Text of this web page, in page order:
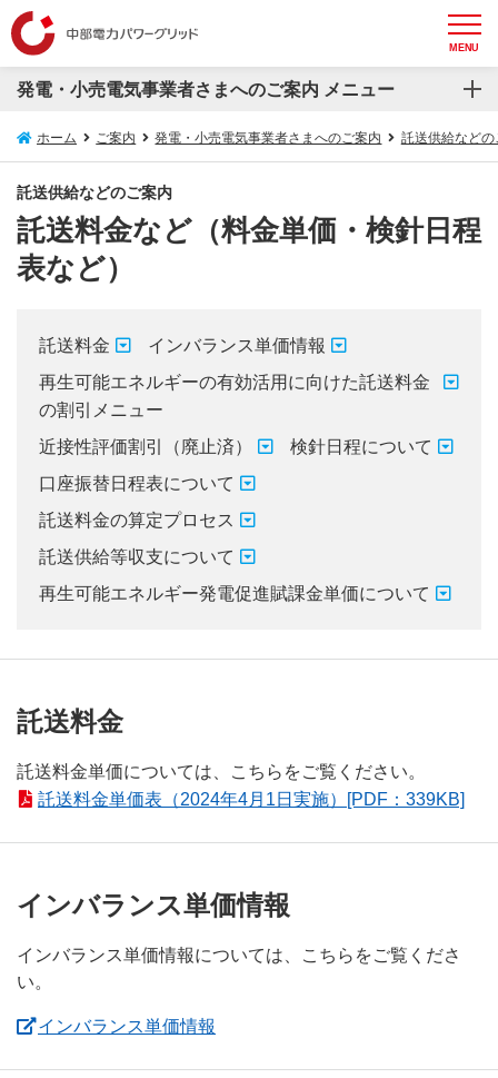
MENU
発電・小売電気事業者さまへのご案内 メニュー
発電・小売電気事業者さまへのご案内
電力自由化の概要
託送供給などのご案内
系統連系受電サービス（発電側課金）について
お知らせ
ホーム ご案内 発電・小売電気事業者さまへのご案内 託送供給などの
託送供給などのご案内
託送料金など（料金単価・検針日程
表など）
託送料金
インバランス単価情報
再生可能エネルギーの有効活用に向けた託送料金
の割引メニュー
近接性評価割引（廃止済）
検針日程について
口座振替日程表について
託送料金の算定プロセス
託送供給等収支について
再生可能エネルギー発電促進賦課金単価について
託送料金
託送料金単価については、こちらをご覧ください。
託送料金単価表（2024年4月1日実施）[PDF：339KB]
インバランス単価情報
インバランス単価情報については、こちらをご覧くださ
い。
インバランス単価情報